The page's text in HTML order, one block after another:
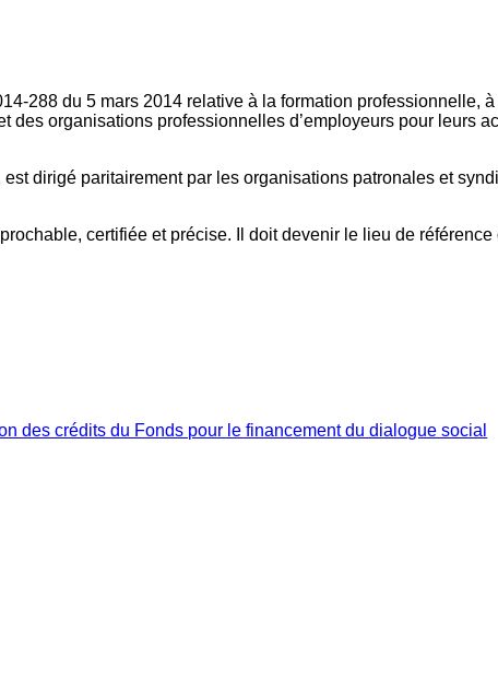
288 du 5 mars 2014 relative à la formation professionnelle,
organisations professionnelles d’employeurs pour leurs
dirigé paritairement par les organisations patronales et
certifiée et précise. Il doit devenir le lieu de
des crédits du Fonds pour le financement du dialogue social